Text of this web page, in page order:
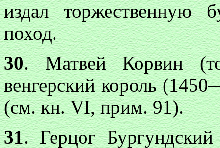
издал торжественную
поход.
30. Матвей Корвин
венгерский король
(см. кн. VI, прим. 91).
31. Герцог